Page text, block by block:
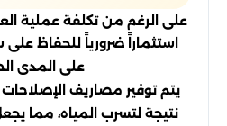
على الرغم من تكلفة عملية
استثماراً ضرورياً للحفاظ
على المدى
يتم توفير مصاريف الإصلاحات
نتيجة لتسرب المياه، مما